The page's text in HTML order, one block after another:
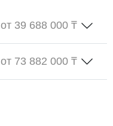
от 39 688 000 ₸
от 73 882 000 ₸